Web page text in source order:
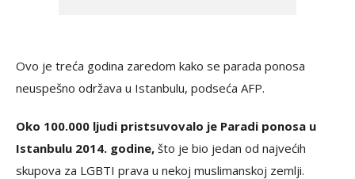
Ovo je treća godina zaredom kako se parada ponosa
neuspešno održava u Istanbulu, podseća AFP.
Oko 100.000 ljudi pristsuvovalo je Paradi ponosa u
Istanbulu 2014. godine, što je bio jedan od najvećih
skupova za LGBTI prava u nekoj muslimanskoj zemlji.